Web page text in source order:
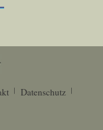
Datenschutz